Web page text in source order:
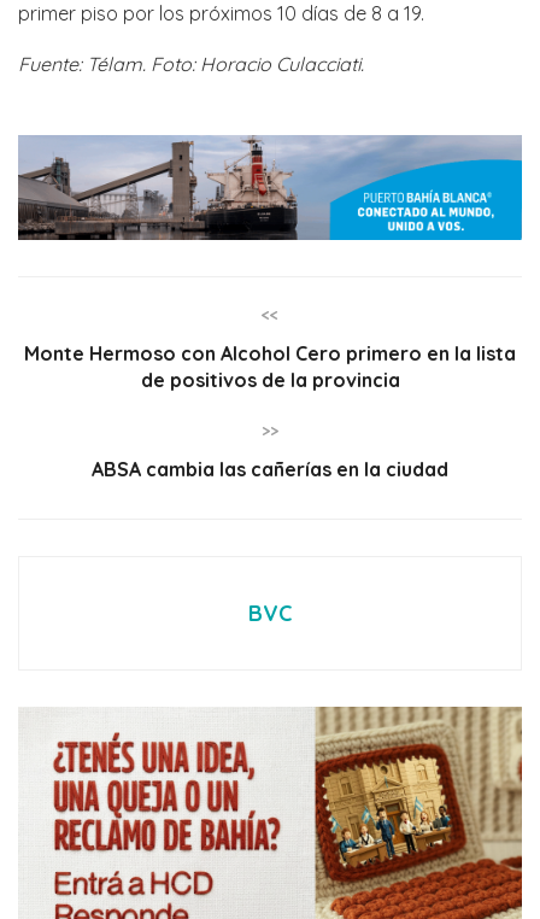
primer piso por los próximos 10 días de 8 a 19.
Fuente: Télam. Foto: Horacio Culacciati.
<<
Monte Hermoso con Alcohol Cero primero en la lista
de positivos de la provincia
>>
ABSA cambia las cañerías en la ciudad
BVC